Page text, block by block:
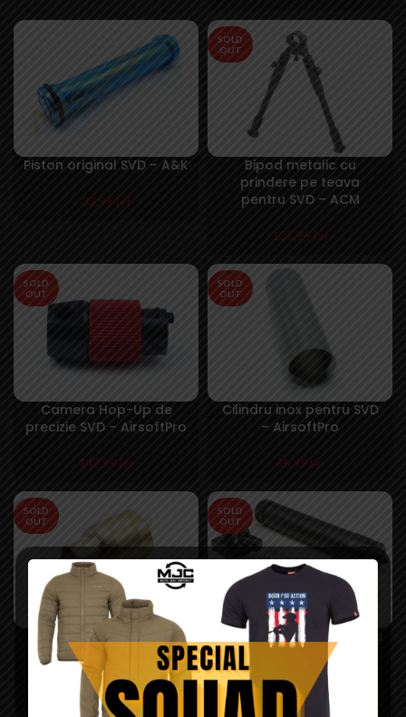
Piston original SVD – A&K
33,99 lei
SOLD
OUT
Bipod metalic cu
prindere pe teava
pentru SVD – ACM
136,99 lei
SOLD
OUT
Camera Hop-Up de
precizie SVD – AirsoftPro
142,99 lei
SOLD
OUT
Cilindru inox pentru SVD
– AirsoftPro
65,99 lei
SOLD
OUT
Ghidaj arc SVD –
AirsoftPro
27,99 lei
SOLD
OUT
Kit conversie CO2 pentru
SVD generatia 2 –
AirsoftPro
299,99